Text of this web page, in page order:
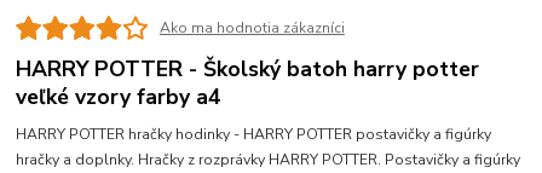
Ako ma hodnotia zákazníci
HARRY POTTER - Školský batoh harry potter
veľké vzory farby a4
HARRY POTTER hračky hodinky - HARRY POTTER postavičky a figúrky
hračky a doplnky. Hračky z rozprávky HARRY POTTER. Postavičky a figúrky